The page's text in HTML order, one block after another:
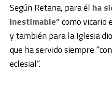
Según Retana, para él ha
inestimable”como vicario
y también para la Iglesia
que ha servido siempre
eclesial”.